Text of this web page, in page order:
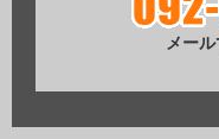
メー